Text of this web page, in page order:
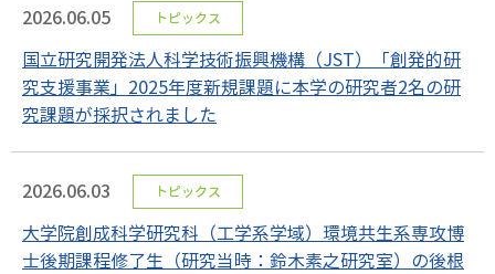
2026.06.05 トピックス
国立研究開発法人科学技術振興機構（JST）「創発的研
究支援事業」2025年度新規課題に本学の研究者2名の研
究課題が採択されました
2026.06.03 トピックス
大学院創成科学研究科（工学系学域）環境共生系専攻博
士後期課程修了生（研究当時：鈴木素之研究室）の後根